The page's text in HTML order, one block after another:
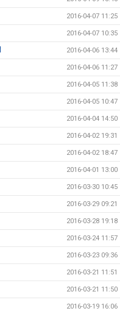
2016-04-07 11:25
2016-04-07 10:35
2016-04-06 13:44
2016-04-06 11:27
2016-04-05 11:38
2016-04-05 10:47
2016-04-04 14:50
2016-04-02 19:31
2016-04-02 18:47
2016-04-01 13:00
2016-03-30 10:45
2016-03-29 09:21
2016-03-28 19:18
2016-03-24 11:57
2016-03-23 09:36
2016-03-21 11:51
2016-03-21 11:50
2016-03-19 16:06